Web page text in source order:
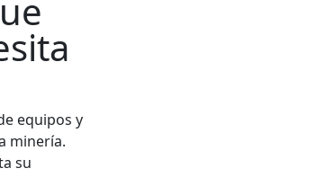
equipos y
minería.
su